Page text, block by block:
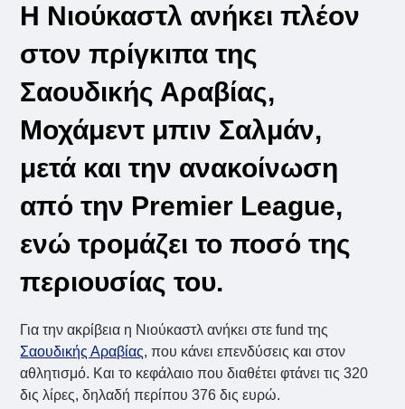
Η Νιούκαστλ ανήκει πλέον
στον πρίγκιπα της
Σαουδικής Αραβίας,
Μοχάμεντ μπιν Σαλμάν,
μετά και την ανακοίνωση
από την Premier League,
ενώ τρομάζει το ποσό της
περιουσίας του.
Για την ακρίβεια η Νιούκαστλ ανήκει στε fund της
Σαουδικής Αραβίας, που κάνει επενδύσεις και στον
αθλητισμό. Και το κεφάλαιο που διαθέτει φτάνει τις 320
δις λίρες, δηλαδή περίπου 376 δις ευρώ.